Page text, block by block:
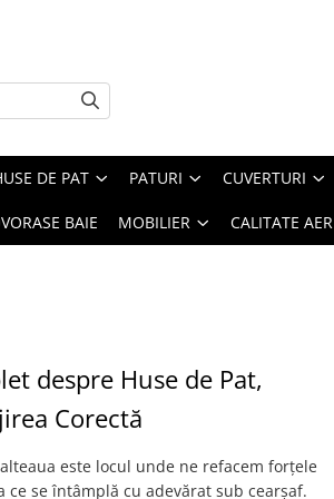
DE PAT PATURI CUVERTURI
BAIE MOBILIER CALITATE AER
despre Huse de Pat,
Corectă
este locul unde ne refacem forțele
se întâmplă cu adevărat sub cearșaf.